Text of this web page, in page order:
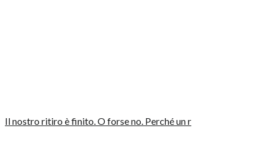
Il nostro ritiro è finito. O forse no. Perché un r